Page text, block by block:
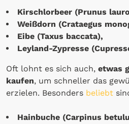
Kirschlorbeer (Prunus
Weißdorn (Crataegus
Eibe (Taxus baccata),
Leyland-Zypresse
Oft lohnt es sich auch, etwas
kaufen, um schneller das
erzielen. Besonders beliebt
Hainbuche (Carpinus